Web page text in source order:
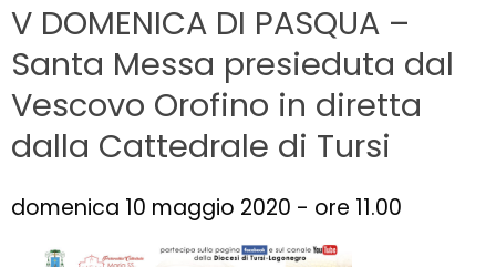
V DOMENICA DI PASQUA –
Santa Messa presieduta dal
Vescovo Orofino in diretta
dalla Cattedrale di Tursi
domenica 10 maggio 2020 - ore 11.00